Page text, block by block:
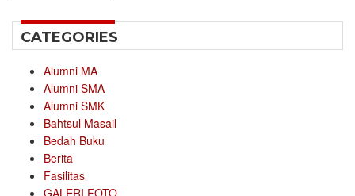
CATEGORIES
Alumni MA
Alumni SMA
Alumni SMK
Bahtsul Masail
Bedah Buku
Berita
Fasilitas